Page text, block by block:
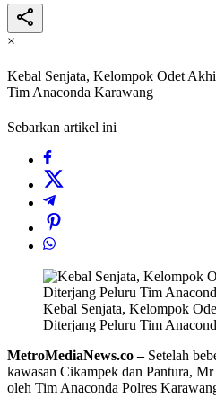
×
Kebal Senjata, Kelompok Odet
Tim Anaconda Karawang
Sebarkan artikel ini
Kebal Senjata, Kelompok
Diterjang Peluru Tim
MetroMediaNews.co –Setelah
kawasan Cikampek dan Pantura,
oleh Tim Anaconda Polres